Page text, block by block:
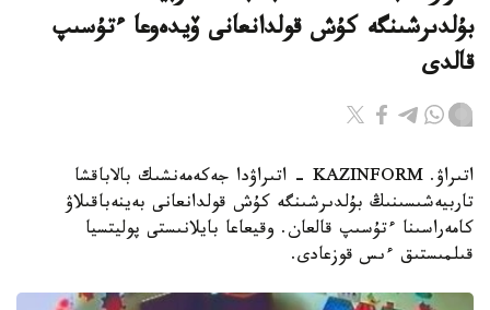
بۇلدىرشىنگە كۇش قولدانعانى ۆيدەوعا ءتۇسىپ
قالدى
اتىراۋ. KAZINFORM - اتىراۋدا جەكەمەنشىك بالاباقشا
تاربيەشىسىنىڭ بۇلدىرشىنگە كۇش قولدانعانى بەينەباقىلاۋ
كامەراسىنا ءتۇسىپ قالعان. وقيعاعا بايلانىستى پوليتسيا
قىلمىستىق ءىس قوزعادى.